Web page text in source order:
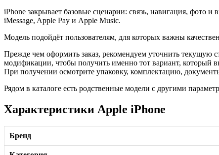
iPhone закрывает базовые сценарии: связь, навигация, фото
iMessage, Apple Pay и Apple Music.
Модель подойдёт пользователям, для которых важны
Прежде чем оформить заказ, рекомендуем уточнить текущую
модификации, чтобы получить именно тот вариант, который
При получении осмотрите упаковку, комплектацию,
Рядом в каталоге есть родственные модели с другими
Характеристики Apple iPhone
Бренд